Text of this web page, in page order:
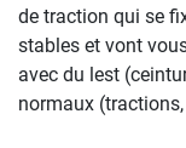
de traction qui se
stables et vont
avec du lest
normaux